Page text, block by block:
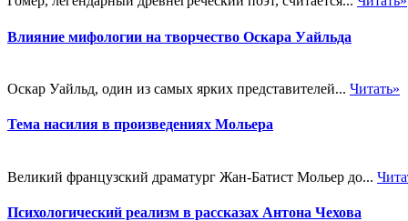
Влияние мифологии на творчество Оскара Уайльда
Оскар Уайльд, один из самых ярких представителей... Читать»
Тема насилия в произведениях Мольера
Великий французский драматург Жан-Батист Мольер до...
Психологический реализм в рассказах Антона Чехова